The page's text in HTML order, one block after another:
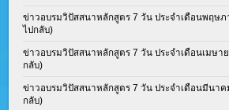
ข่าวอบรมวิปัสสนาหลักสูตร 7 วัน ประจำเดือนพฤษ
ไปกลับ)
ข่าวอบรมวิปัสสนาหลักสูตร 7 วัน ประจำเดือนเมษา
กลับ)
ข่าวอบรมวิปัสสนาหลักสูตร 7 วัน ประจำเดือนมีนา
กลับ)